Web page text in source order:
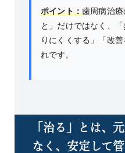
ポイント：歯周病治療
と」だけではなく、
りにくくする」「改
れです。
「治る」とは、
なく、安定して